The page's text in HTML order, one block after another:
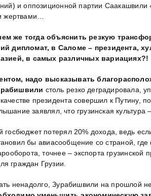
и оппозиционной партии
жертвами…
же тогда объяснить резкую
дипломат, в Саломе – президента,
в самых различных вариациях?!
надо высказывать
столь резко деградировала,
президента совершил к Путину,
заявлял, что грузинская культура
потерял 20% дохода, ведь
бы авиасообщение со страной, где
точнее – экспорта
граждан Грузии.
ненадолго, Зурабишвили на прошлой